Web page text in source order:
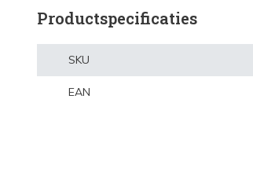
Productspecificaties
SKU
EAN